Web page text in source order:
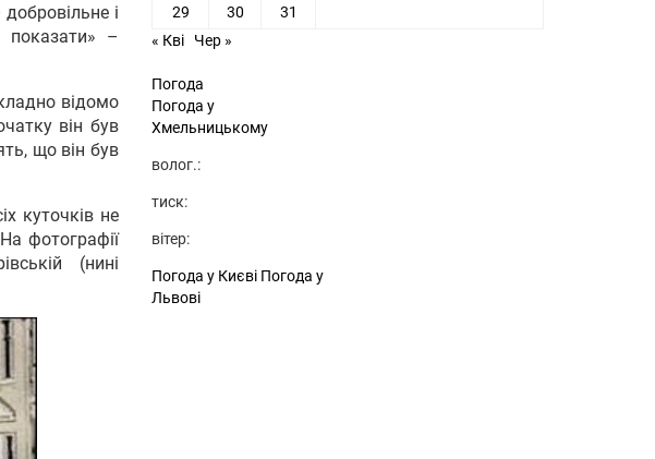
і
показати» –
відомо
він був
що він був
куточків не
фотографії
(нині
29
30
31
« Кві
Чер »
Погода
Погода у
Хмельницькому
волог.:
тиск:
вітер:
Погода у Києві Погода у
Львові